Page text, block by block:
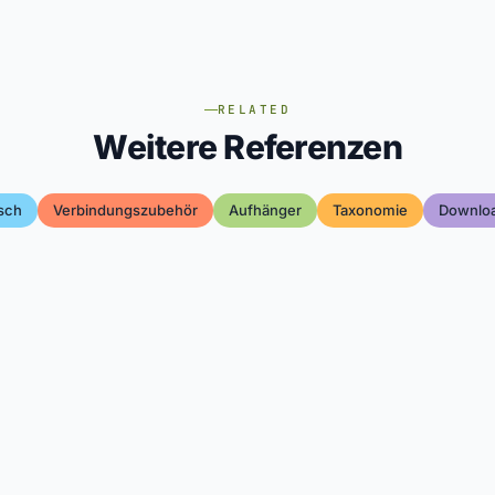
RELATED
Weitere Referenzen
Verbindungszubehör Aufhänger Taxonomie